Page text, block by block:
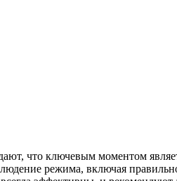
что ключевым моментом
режима, включая